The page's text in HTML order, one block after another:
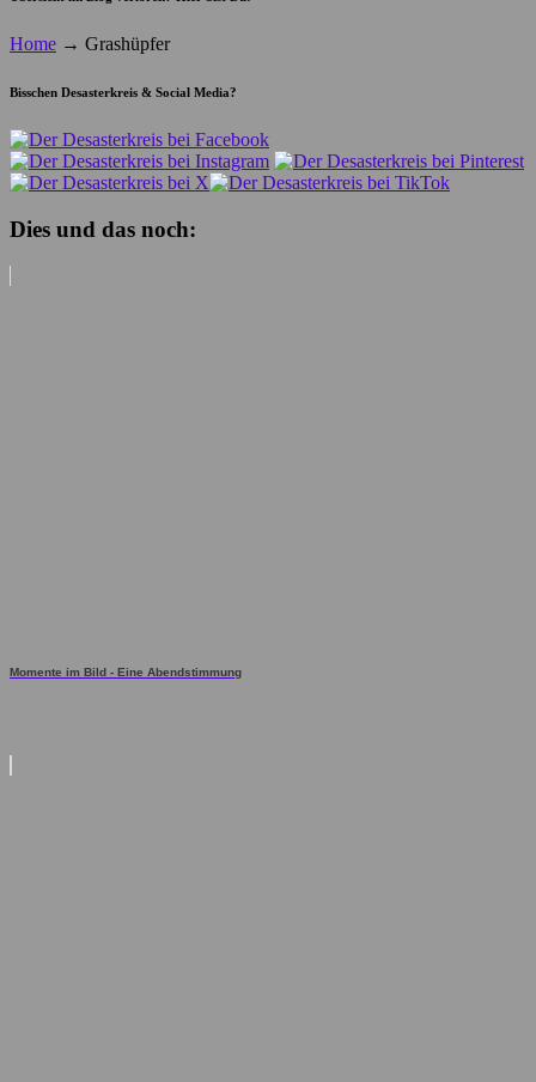
Home → Grashüpfer
Bisschen Desasterkreis & Social Media?
Dies und das noch:
Momente im Bild - Eine Abendstimmung